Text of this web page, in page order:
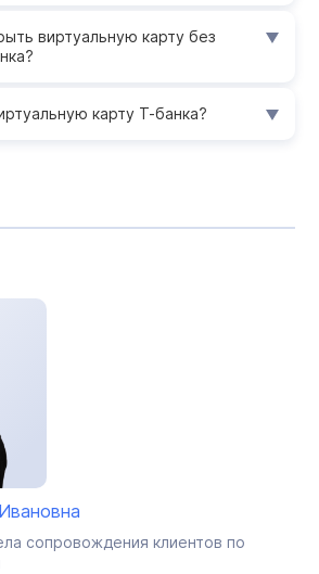
виртуальную карту без
карту Т-банка?
сопровождения клиентов по